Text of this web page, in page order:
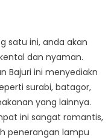
satu ini, anda akan
dan nyaman.
Bajuri ini menyediakn
surabi, batagor,
yang lainnya.
ini sangat romantis,
penerangan lampu